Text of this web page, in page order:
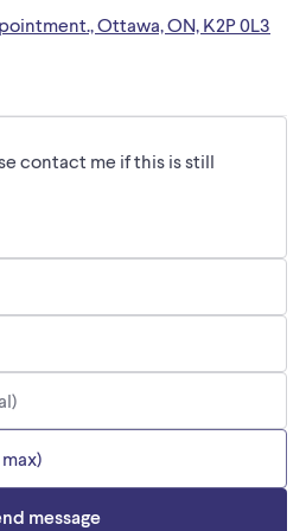
éprouvée en VTT
à Saint-Jérôme
Motorcycle, Mercury, Polaris,
dès aujourd’hui :
Saint-Jérôme, Québec, J7Z
pour réserver ce Polaris
qu’il ne parte !
Ottawa, ON, K2P 0L3
message